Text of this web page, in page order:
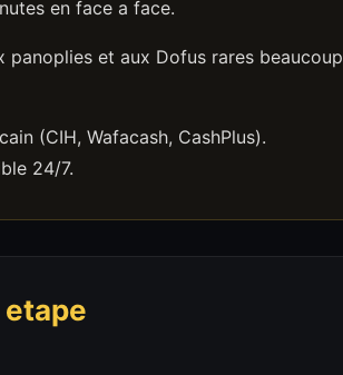
en face a face.
et aux Dofus rares beaucoup
(CIH, Wafacash, CashPlus).
24/7.